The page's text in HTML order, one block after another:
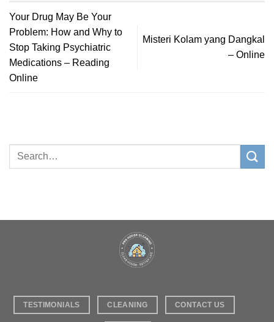
Your Drug May Be Your
Problem: How and Why to
Stop Taking Psychiatric
Medications – Reading
Online
Misteri Kolam yang Dangkal
– Online
TESTIMONIALS CLEANING CONTACT US